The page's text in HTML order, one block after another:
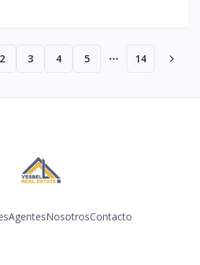
2 3 4 5
More pages
14
AgentesNosotrosContacto